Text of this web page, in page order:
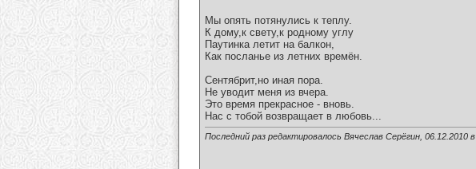
Мы опять потянулись к теплу.
К дому,к свету,к родному углу
Паутинка летит на балкон,
Как посланье из летних времён.
Сентябрит,но иная пора.
Не уводит меня из вчера.
Это время прекрасное - вновь.
Нас с тобой возвращает в любовь...
Последний раз редактировалось Вячеслав Серёгин, 06.12.2010 в